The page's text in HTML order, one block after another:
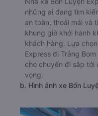
những ai đang tìm
an toàn, thoải mái và
khung giờ khởi hành
khách hàng. Lựa
Express đi Trảng
cho chuyến đi sắp tới
vọng.
b. Hình ảnh xe Bốn